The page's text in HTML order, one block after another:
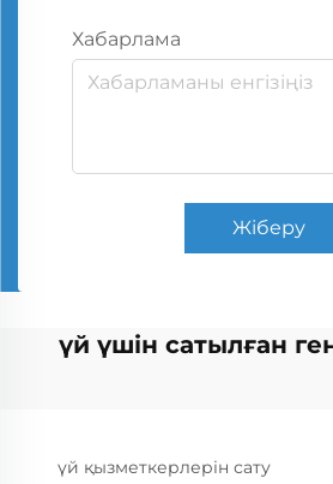
Хабарлама
Жіберу
үй үшін сатылған
үй қызметкерлерін сату